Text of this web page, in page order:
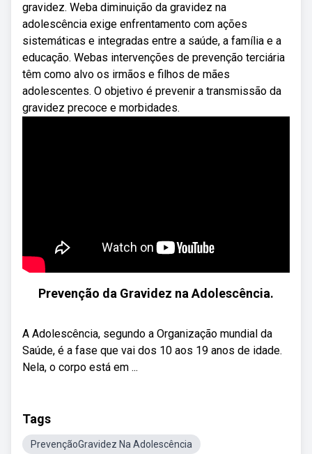
gravidez. Weba diminuição da gravidez na
adolescência exige enfrentamento com ações
sistemáticas e integradas entre a saúde, a família e a
educação. Webas intervenções de prevenção terciária
têm como alvo os irmãos e filhos de mães
adolescentes. O objetivo é prevenir a transmissão da
gravidez precoce e morbidades.
Prevenção da Gravidez na Adolescência.
A Adolescência, segundo a Organização mundial da
Saúde, é a fase que vai dos 10 aos 19 anos de idade.
Nela, o corpo está em ...
Tags
PrevençãoGravidez Na Adolescência